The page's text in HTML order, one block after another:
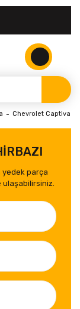
Chevrolet Captiva
yedek parça
ulaşabilirsiniz.